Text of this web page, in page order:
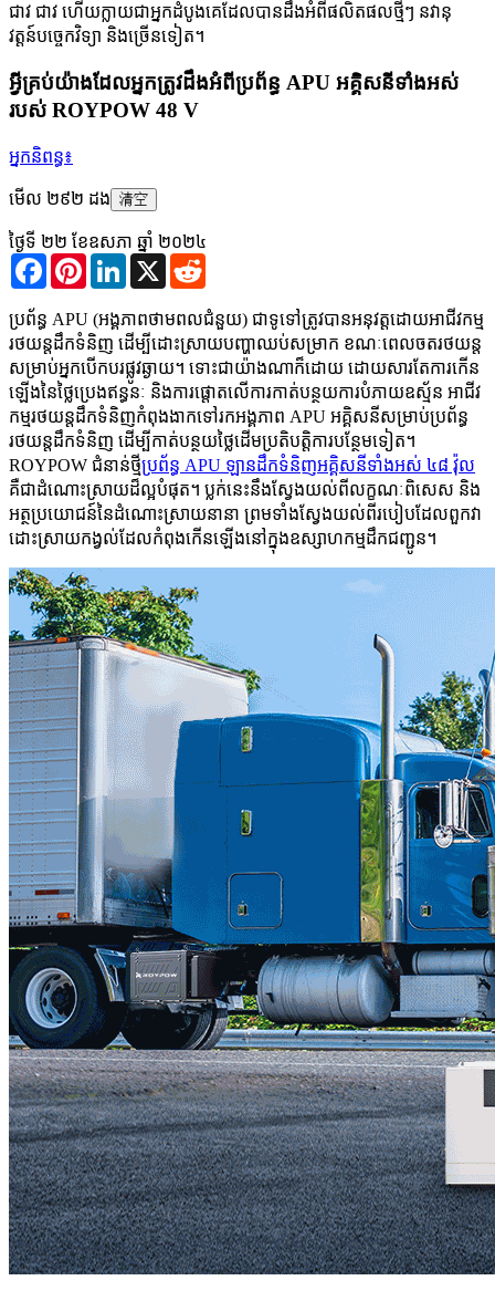
ជាវ ជាវ ហើយក្លាយជាអ្នកដំបូងគេដែលបានដឹងអំពីផលិតផលថ្មីៗ នវានុ
វត្តន៍បច្ចេកវិទ្យា និងច្រើនទៀត។
អ្វីគ្រប់យ៉ាងដែលអ្នកត្រូវដឹងអំពីប្រព័ន្ធ APU អគ្គិសនីទាំងអស់
របស់ ROYPOW 48 V
អ្នកនិពន្ធ៖
មើល ២៩២ ដង 清空
ថ្ងៃទី ២២ ខែឧសភា ឆ្នាំ ២០២៤
FacebookPinterestLinkedIn
X
ប្រព័ន្ធ APU (អង្គភាពថាមពលជំនួយ) ជាទូទៅត្រូវបានអនុវត្តដោយអាជីវកម្ម
រថយន្តដឹកទំនិញ ដើម្បីដោះស្រាយបញ្ហាឈប់សម្រាក ខណៈពេលចតរថយន្ត
សម្រាប់អ្នកបើកបរផ្លូវឆ្ងាយ។ ទោះជាយ៉ាងណាក៏ដោយ ដោយសារតែការកើន
ឡើងនៃថ្លៃប្រេងឥន្ធនៈ និងការផ្តោតលើការកាត់បន្ថយការបំភាយឧស្ម័ន អាជីវ
កម្មរថយន្តដឹកទំនិញកំពុងងាកទៅរកអង្គភាព APU អគ្គិសនីសម្រាប់ប្រព័ន្ធ
រថយន្តដឹកទំនិញ ដើម្បីកាត់បន្ថយថ្លៃដើមប្រតិបត្តិការបន្ថែមទៀត។
ROYPOW ជំនាន់ថ្មីប្រព័ន្ធ APU ឡានដឹកទំនិញអគ្គិសនីទាំងអស់ ៤៨ វ៉ុល
គឺជាដំណោះស្រាយដ៏ល្អបំផុត។ ប្លក់នេះនឹងស្វែងយល់ពីលក្ខណៈពិសេស និង
អត្ថប្រយោជន៍នៃដំណោះស្រាយនានា ព្រមទាំងស្វែងយល់ពីរបៀបដែលពួកវា
ដោះស្រាយកង្វល់ដែលកំពុងកើនឡើងនៅក្នុងឧស្សាហកម្មដឹកជញ្ជូន។